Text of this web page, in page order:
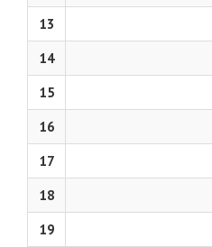
13
14
15
16
17
18
19